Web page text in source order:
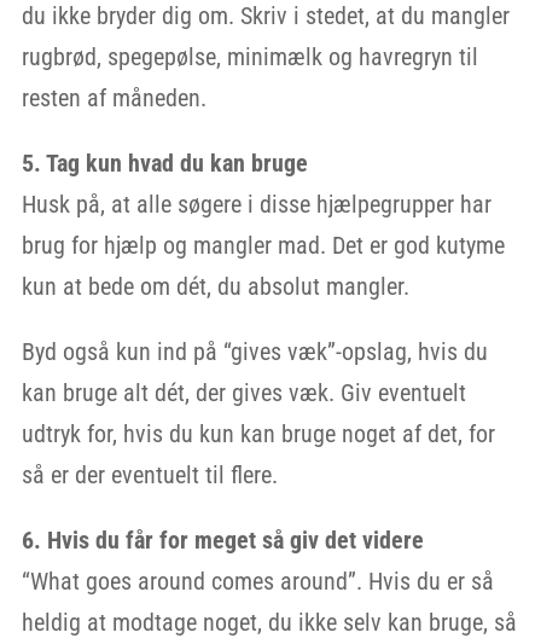
du ikke bryder dig om. Skriv i stedet, at du mangler
rugbrød, spegepølse, minimælk og havregryn til
resten af måneden.
5. Tag kun hvad du kan bruge
Husk på, at alle søgere i disse hjælpegrupper har
brug for hjælp og mangler mad. Det er god kutyme
kun at bede om dét, du absolut mangler.
Byd også kun ind på “gives væk”-opslag, hvis du
kan bruge alt dét, der gives væk. Giv eventuelt
udtryk for, hvis du kun kan bruge noget af det, for
så er der eventuelt til flere.
6. Hvis du får for meget så giv det videre
“What goes around comes around”. Hvis du er så
heldig at modtage noget, du ikke selv kan bruge, så